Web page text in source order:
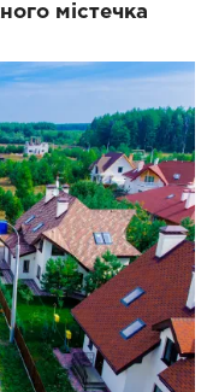
містечка